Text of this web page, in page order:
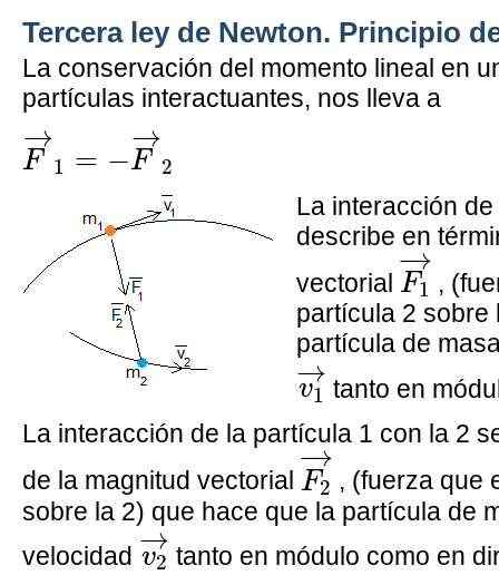
Tercera ley de Newton. Principio
La conservación del momento lineal en
partículas interactuantes, nos lleva a
→
F 1 = −
→
F 2
F→ F→
La interacción
describe en
vectorial
−
→
F1
F1 →
,
partícula 2 sobre
partícula de
→
v1
v1
tanto en
La interacción de la partícula 1 con la 2
de la magnitud vectorial
−
→
F2
F2→
, (fuerza que
sobre la 2) que hace que la partícula de
velocidad →
v2
v2
tanto en módulo como en